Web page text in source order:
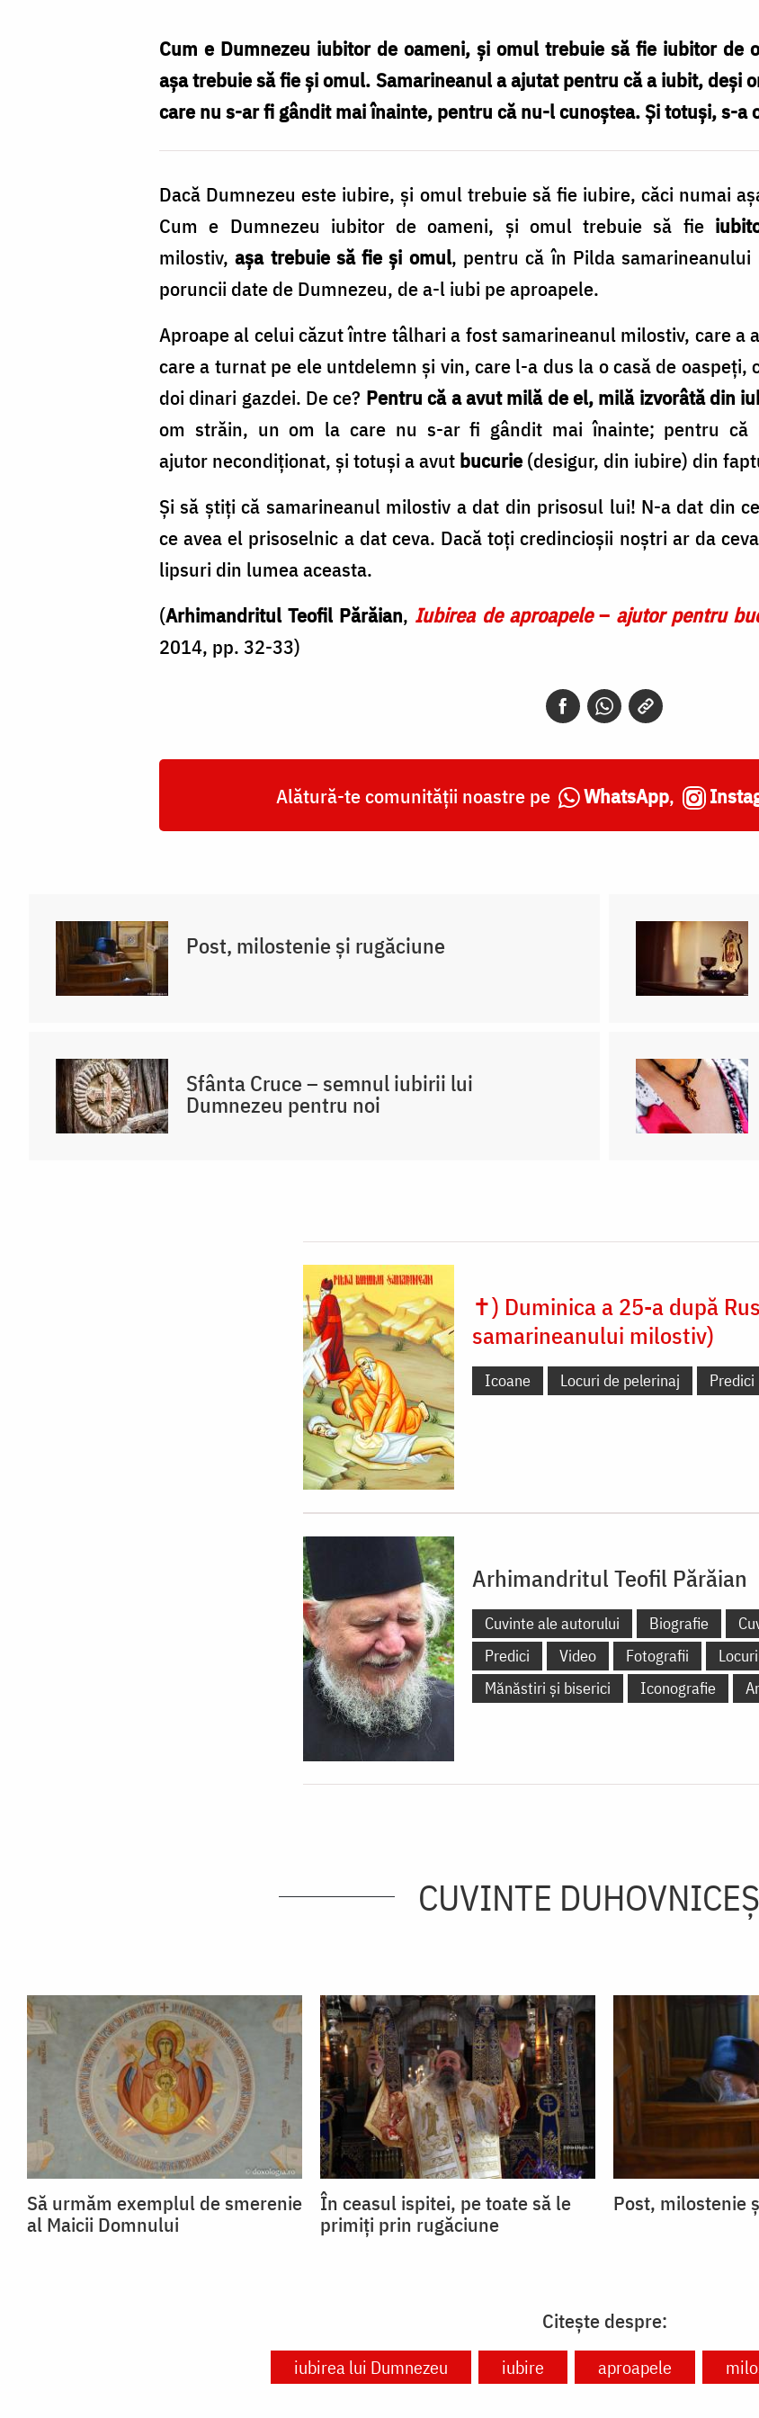
Cum e Dumnezeu iubitor de oameni, și omul trebuie să fie iubitor de
așa trebuie să fie și omul. Samarineanul a ajutat pentru că a iubit, deși
care nu s-ar fi gândit mai înainte, pentru că nu-l cunoștea. Și totuși, s-
Dacă Dumnezeu este iubire, și omul trebuie să fie iubire, căci numai
Cum e Dumnezeu iubitor de oameni, și omul trebuie să fie
milostiv,așa trebuie să fie și omul, pentru că în Pilda
poruncii date de Dumnezeu, de a-l iubi pe aproapele.
Aproape al celui căzut între tâlhari a fost samarineanul milostiv, care a
care a turnat pe ele untdelemn și vin, care l-a dus la o casă de
doi dinari gazdei. De ce? Pentru că a avut milă de el, milă izvorâtă din
om străin, un om la care nu s-ar fi gândit mai înainte; pentru că
ajutor necondiționat, și totuși a avut bucurie (desigur, din iubire) din
Și să știți că samarineanul milostiv a dat din prisosul lui! N-a dat din
ce avea el prisoselnic a dat ceva. Dacă toți credincioșii noștri ar da
lipsuri din lumea aceasta.
(Arhimandritul Teofil Părăian, Iubirea de aproapele– ajutor pentru
2014, pp. 32-33)
Alătură-te comunității noastre pe WhatsApp,
Post, milostenie și rugăciune
Sfânta Cruce – semnul iubirii lui
Dumnezeu pentru noi
✝) Duminica a 25-a după
samarineanului milostiv)
Icoane Locuri de pelerinaj Predici
Arhimandritul Teofil Părăian
Cuvinte ale autorului Biografie
Predici
Video Fotografii
Mănăstiri și biserici
Iconografie
CUVINTE
Să urmăm exemplul de smerenie
al Maicii Domnului
În ceasul ispitei, pe toate să le
primiți prin rugăciune
Post, milostenie
Citește despre:
iubirea lui Dumnezeu iubire aproapele